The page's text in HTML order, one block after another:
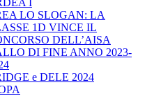
I
LO SLOGAN: LA
1D VINCE IL
DELL’AISA
DI FINE ANNO 2023-
e DELE 2024